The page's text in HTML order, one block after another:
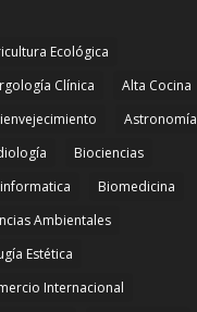
Ecológica
Clínica
Alta Cocina
Astronomía
Biociencias
Biomedicina
Ambientales
Estética
Internacional